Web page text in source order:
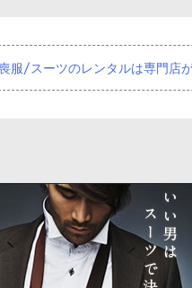
服/スーツのレンタルは専門店が